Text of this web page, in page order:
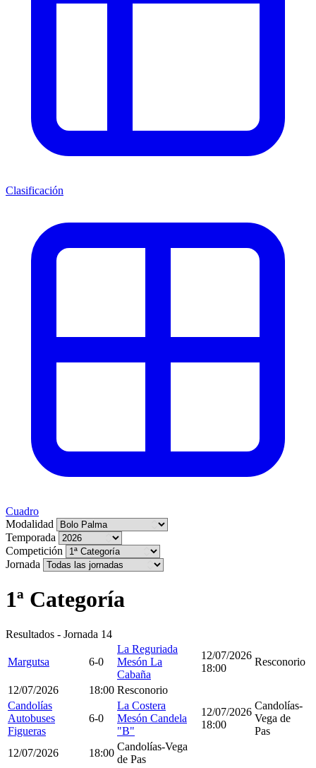
Clasificación
Cuadro
Modalidad
Temporada
Competición
Jornada
1ª Categoría
Resultados - Jornada 14
Margutsa 6-0
La Reguriada
Mesón La
Cabaña
12/07/2026
18:00
Resconorio
12/07/2026 18:00 Resconorio
Candolías
Autobuses
Figueras
6-0
La Costera
Mesón Candela
"B"
12/07/2026
18:00
Candolías-
Vega de
Pas
12/07/2026
18:00
Candolías-Vega
de Pas